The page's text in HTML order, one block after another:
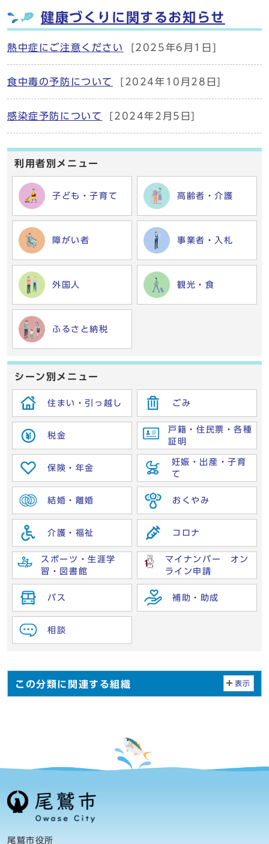
健康づくりに関するお知らせ
熱中症にご注意ください [2025年6月1日]
食中毒の予防について [2024年10月28日]
感染症予防について [2024年2月5日]
利用者別メニュー
子ども・子育て 高齢者・介護
障がい者 事業者・入札
外国人 観光・食
ふるさと納税
シーン別メニュー
住まい・引っ越し ごみ
税金
戸籍・住民票・各種
証明
保険・年金
妊娠・出産・子育
て
結婚・離婚 おくやみ
介護・福祉 コロナ
スポーツ・生涯学
習・図書館
マイナンバー オン
ライン申請
バス 補助・助成
相談
この分類に関連する組織 表示
尾鷲市役所